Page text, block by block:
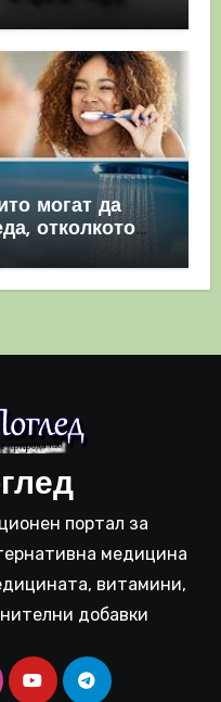
могат да
отколкото
портал за
медицина
витамини,
добавки